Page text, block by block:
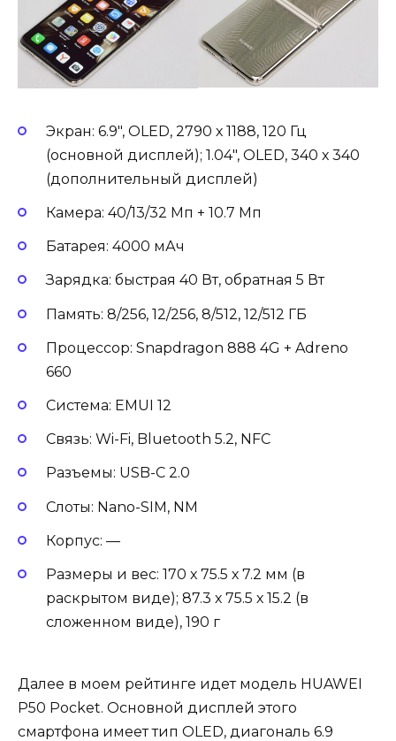
Экран: 6.9″, OLED, 2790 х 1188, 120 Гц
(основной дисплей); 1.04″, OLED, 340 х 340
(дополнительный дисплей)
Камера: 40/13/32 Мп + 10.7 Мп
Батарея: 4000 мАч
Зарядка: быстрая 40 Вт, обратная 5 Вт
Память: 8/256, 12/256, 8/512, 12/512 ГБ
Процессор: Snapdragon 888 4G + Adreno
660
Система: EMUI 12
Связь: Wi-Fi, Bluetooth 5.2, NFC
Разъемы: USB-C 2.0
Слоты: Nano-SIM, NM
Корпус: —
Размеры и вес: 170 х 75.5 х 7.2 мм (в
раскрытом виде); 87.3 х 75.5 х 15.2 (в
сложенном виде), 190 г
Далее в моем рейтинге идет модель HUAWEI
P50 Pocket. Основной дисплей этого
смартфона имеет тип OLED, диагональ 6.9